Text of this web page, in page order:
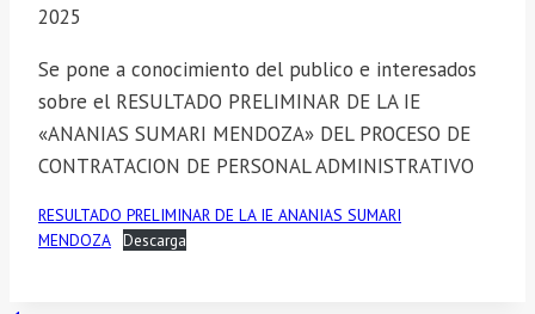
2025
Se pone a conocimiento del publico e interesados
sobre el RESULTADO PRELIMINAR DE LA IE
«ANANIAS SUMARI MENDOZA» DEL PROCESO DE
CONTRATACION DE PERSONAL ADMINISTRATIVO
RESULTADO PRELIMINAR DE LA IE ANANIAS SUMARI
MENDOZA Descarga